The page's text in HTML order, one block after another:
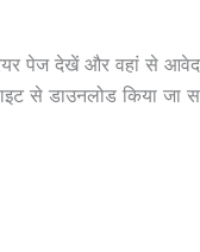
पेज देखें और वहां से
से डाउनलोड किया जा